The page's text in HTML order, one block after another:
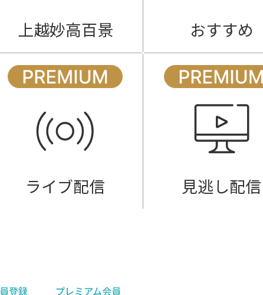
上越妙高百景 おすすめ
ライブ配信 見逃し配信
登録
プレミアム会員